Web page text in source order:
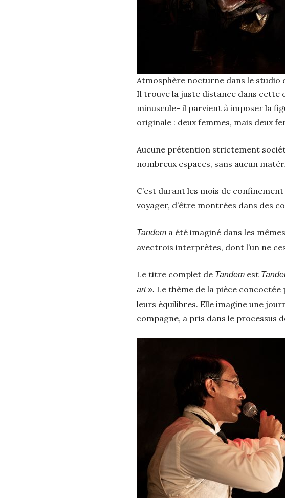
Atmosphère nocturne dans le studio
Il trouve la juste distance dans cette
minuscule- il parvient à imposer la
originale : deux femmes, mais deux
Aucune prétention strictement
nombreux espaces, sans aucun
C’est durant les mois de
voyager, d’être montrées dans des
Tandem a été imaginé dans les
avectrois interprètes, dont l’un ne
Le titre complet de Tandem est
art ». Le thème de la pièce concoctée
leurs équilibres. Elle imagine une
compagne, a pris dans le processus